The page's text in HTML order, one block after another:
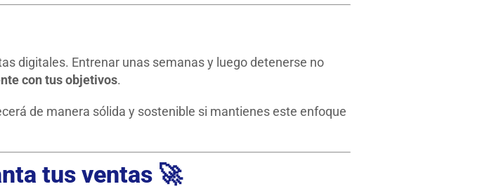
digitales. Entrenar unas semanas y luego detenerse no
con tus objetivos.
de manera sólida y sostenible si mantienes este enfoque
tus ventas 🚀